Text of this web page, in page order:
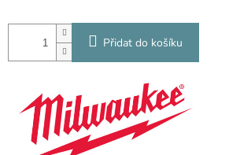
Přidat do košíku